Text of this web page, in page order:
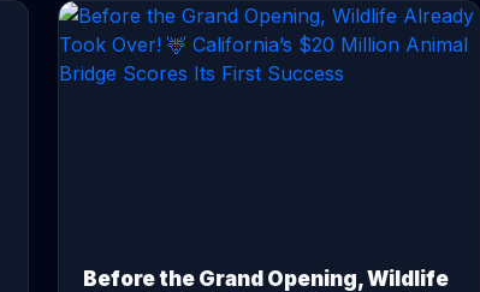
CONTINUE READING →
Before the Grand Opening, Wildlife